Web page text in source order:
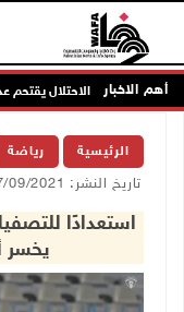
أهم الاخبارالاحتلال يقتحم
الرئيسية رياضة
تاريخ النشر: 07/09/2021 11:41 م
استعدادًا
يخسر